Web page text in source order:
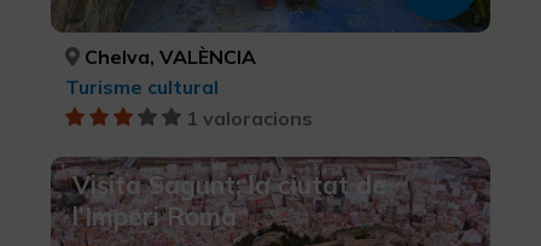
Chelva, VALÈNCIA
Turisme cultural
1 valoracions
Visita Sagunt: la ciutat de
l’Imperi Romà